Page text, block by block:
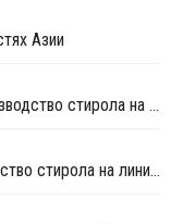
Азии
Hanwha TotalEnergies возобновила производство стирола на линии №2 в Даэсане
Hanwha TotalEnergies закрыла производство стирола на линии №2 в Даэсане